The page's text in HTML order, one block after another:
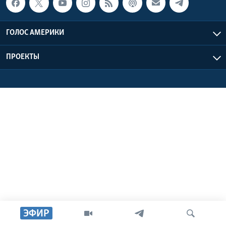
СОЦИАЛЬНЫЕ СЕТИ
ЭФИР
ГОЛОС АМЕРИКИ
ПРОЕКТЫ